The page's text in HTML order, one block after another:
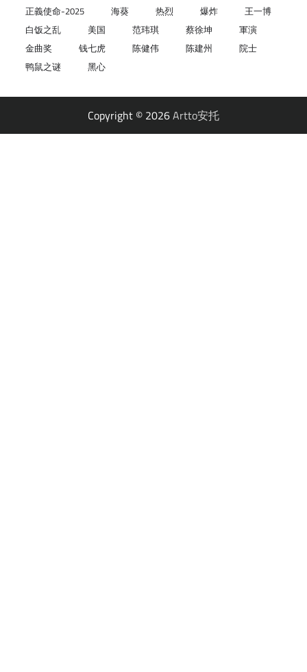
正義使命-2025
海葵 热烈 爆炸
王一博
白饭之乱
美国 范玮琪 蔡徐坤
軍演
金曲奖
钱七虎 陈健伟 陈建州
院士
鸭鼠之谜
黑心
Copyright © 2026Artto安托